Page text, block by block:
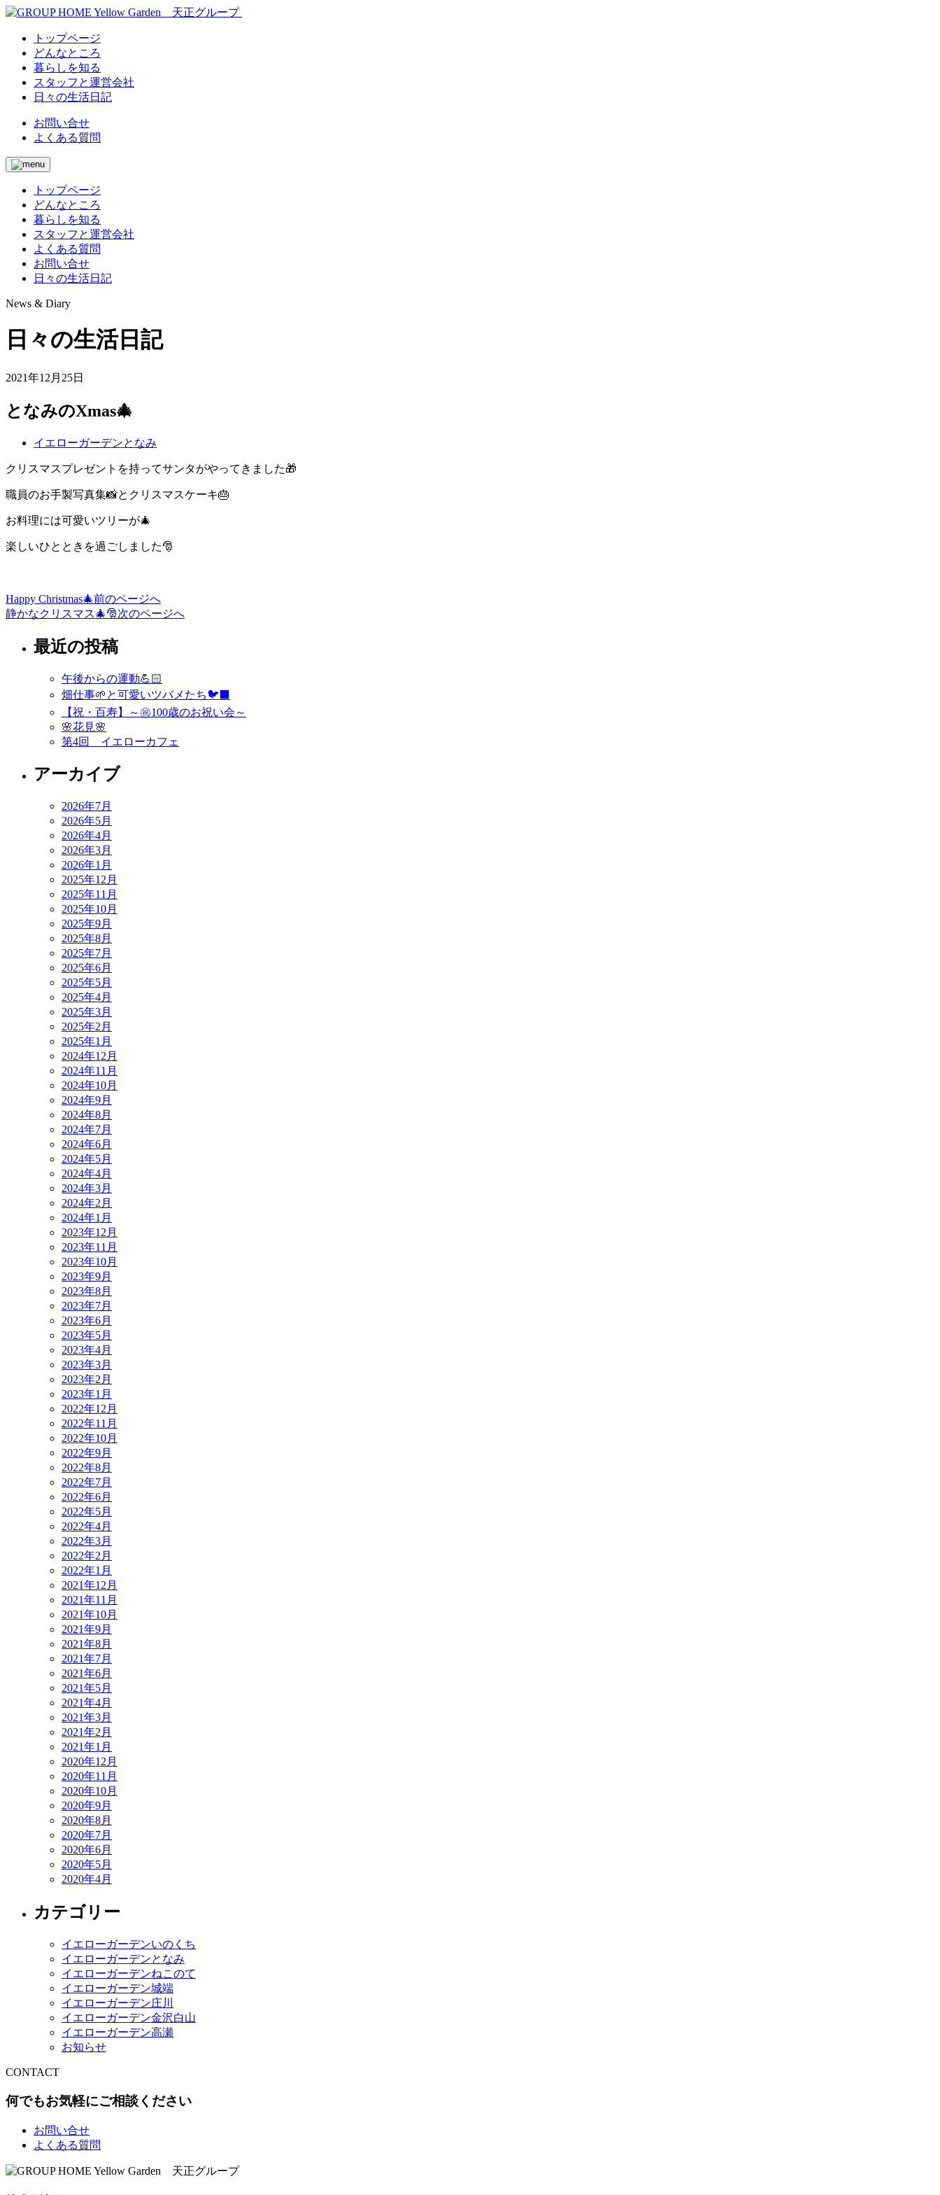
トップページ
どんなところ
暮らしを知る
スタッフと運営会社
日々の生活日記
お問い合せ
よくある質問
トップページ
どんなところ
暮らしを知る
スタッフと運営会社
よくある質問
お問い合せ
日々の生活日記
News & Diary
日々の生活日記
2021年12月25日
となみのXmas🎄
イエローガーデンとなみ
クリスマスプレゼントを持ってサンタがやってきました🎁
職員のお手製写真集📸とクリスマスケーキ🎂
お料理には可愛いツリーが🎄
楽しいひとときを過ごしました🎅
投
稿
Happy Christmas🎄前のページへ
静かなクリスマス🎄🎅次のページへ
最近の投稿
午後からの運動💪🏻
畑仕事🌱と可愛いツバメたち🐦‍⬛
【祝・百寿】～㊗️100歳のお祝い会～
🌸花見🌸
第4回 イエローカフェ
アーカイブ
2026年7月
2026年5月
2026年4月
2026年3月
2026年1月
2025年12月
2025年11月
2025年10月
2025年9月
2025年8月
2025年7月
2025年6月
2025年5月
2025年4月
2025年3月
2025年2月
2025年1月
2024年12月
2024年11月
2024年10月
2024年9月
2024年8月
2024年7月
2024年6月
2024年5月
2024年4月
2024年3月
2024年2月
2024年1月
2023年12月
2023年11月
2023年10月
2023年9月
2023年8月
2023年7月
2023年6月
2023年5月
2023年4月
2023年3月
2023年2月
2023年1月
2022年12月
2022年11月
2022年10月
2022年9月
2022年8月
2022年7月
2022年6月
2022年5月
2022年4月
2022年3月
2022年2月
2022年1月
2021年12月
2021年11月
2021年10月
2021年9月
2021年8月
2021年7月
2021年6月
2021年5月
2021年4月
2021年3月
2021年2月
2021年1月
2020年12月
2020年11月
2020年10月
2020年9月
2020年8月
2020年7月
2020年6月
2020年5月
2020年4月
カテゴリー
イエローガーデンいのくち
イエローガーデンとなみ
イエローガーデンねこのて
イエローガーデン城端
イエローガーデン庄川
イエローガーデン金沢白山
イエローガーデン高瀬
お知らせ
CONTACT
何でもお気軽にご相談ください
お問い合せ
よくある質問